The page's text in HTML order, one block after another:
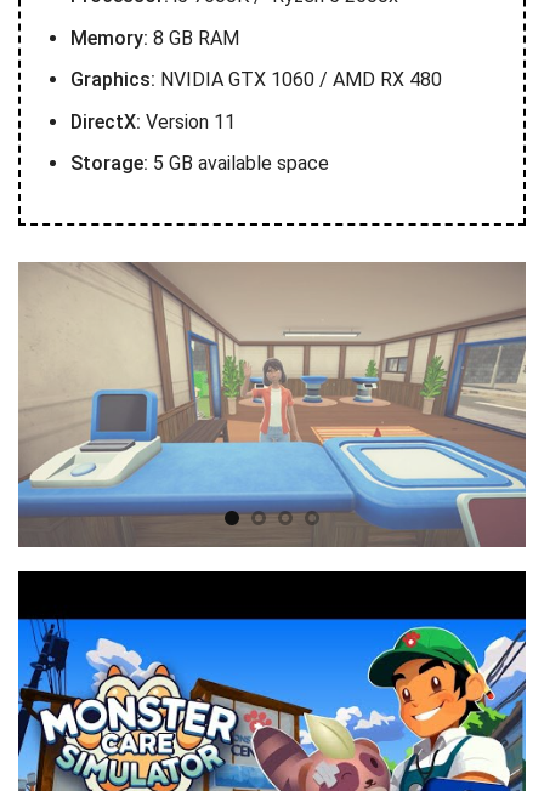
Memory: 8 GB RAM
Graphics: NVIDIA GTX 1060 / AMD RX 480
DirectX: Version 11
Storage: 5 GB available space